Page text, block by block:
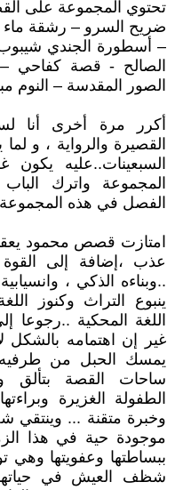
تحتوي المجموعة على
ضريح السرو – رشقة ماء
– أسطورة الجندي شيبوب
الصالح - قصة كفاحي –
الصور المقدسة – النوم
أكرر مرة أخرى أنا
القصيرة والرواية ، و
السبعينات..عليه
المجموعة واترك الباب
الفصل في هذه
امتازت قصص محمود
عذب ،إضافة إلى القوة
..وبناءه الذكي ،
ينبوع التراث وكنوز
اللغة المحكية ..رجوعا
غير إن اهتمامه
يمسك الحبل من
ساحات القصة بتألق
الطفولة الغزيرة
وخبرة متقنة ... وينتقي
موجودة حية في هذا
ببساطتها وعفويتها وهي
شظف العيش في